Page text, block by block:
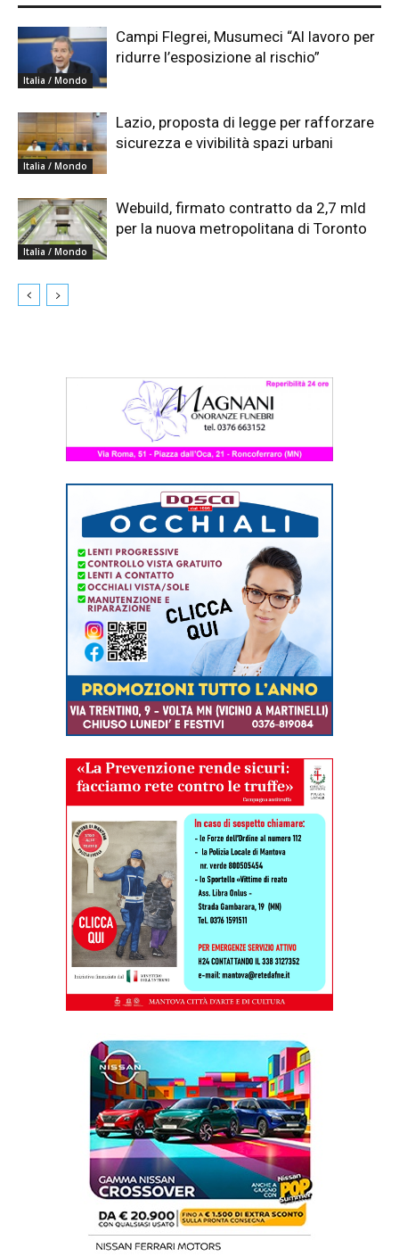
Italia / Mondo
Campi Flegrei, Musumeci “Al lavoro per
ridurre l’esposizione al rischio”
Italia / Mondo
Lazio, proposta di legge per rafforzare
sicurezza e vivibilità spazi urbani
Italia / Mondo
Webuild, firmato contratto da 2,7 mld
per la nuova metropolitana di Toronto